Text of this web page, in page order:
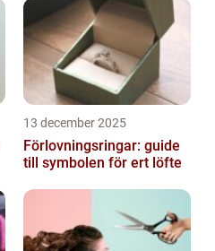
13 december 2025
Förlovningsringar: guide
till symbolen för ert löfte